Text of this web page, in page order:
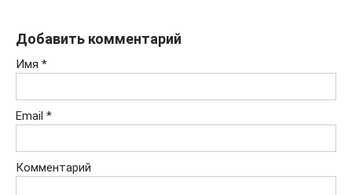
Добавить комментарий
Имя *
Email *
Комментарий